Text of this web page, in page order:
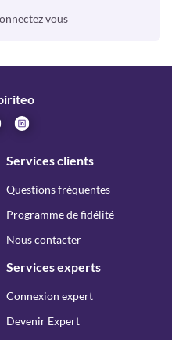
vous
Services clients
Questions fréquentes
Programme de fidélité
Nous contacter
Services experts
Connexion expert
Devenir Expert